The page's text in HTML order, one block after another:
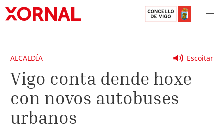
Escoitar
ALCALDÍA
Vigo conta dende hoxe
con novos autobuses
urbanos